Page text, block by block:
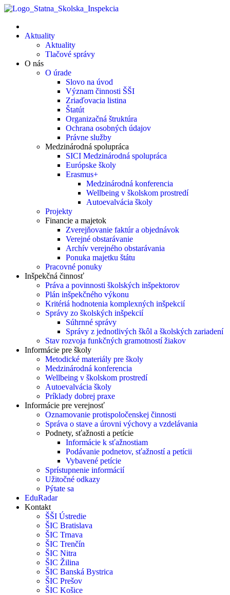
Aktuality
Aktuality
Tlačové správy
O nás
O úrade
Slovo na úvod
Význam činnosti ŠŠI
Zriaďovacia listina
Štatút
Organizačná štruktúra
Ochrana osobných údajov
Právne služby
Medzinárodná spolupráca
SICI Medzinárodná spolupráca
Európske školy
Erasmus+
Medzinárodná konferencia
Wellbeing v školskom prostredí
Autoevalvácia školy
Projekty
Financie a majetok
Zverejňovanie faktúr a objednávok
Verejné obstarávanie
Archív verejného obstarávania
Ponuka majetku štátu
Pracovné ponuky
Inšpekčná činnosť
Práva a povinnosti školských inšpektorov
Plán inšpekčného výkonu
Kritériá hodnotenia komplexných inšpekcií
Správy zo školských inšpekcií
Súhrnné správy
Správy z jednotlivých škôl a školských zariadení
Stav rozvoja funkčných gramotností žiakov
Informácie pre školy
Metodické materiály pre školy
Medzinárodná konferencia
Wellbeing v školskom prostredí
Autoevalvácia školy
Príklady dobrej praxe
Informácie pre verejnosť
Oznamovanie protispoločenskej činnosti
Správa o stave a úrovni výchovy a vzdelávania
Podnety, sťažnosti a petície
Informácie k sťažnostiam
Podávanie podnetov, sťažností a petícii
Vybavené petície
Sprístupnenie informácií
Užitočné odkazy
Pýtate sa
EduRadar
Kontakt
ŠŠI Ústredie
ŠIC Bratislava
ŠIC Trnava
ŠIC Trenčín
ŠIC Nitra
ŠIC Žilina
ŠIC Banská Bystrica
ŠIC Prešov
ŠIC Košice